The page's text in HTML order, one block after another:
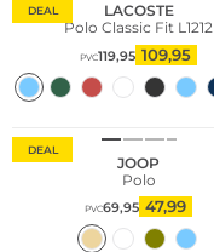
DEAL
LACOSTE
Polo Classic Fit L1212
PVC119,95 109,95
DEAL
Sostenibile
JOOP
Polo
PVC69,95 47,99